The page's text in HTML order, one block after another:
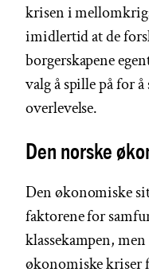
krisen i
imidlertid at de
borgerskapene
valg å spille på for
overlevelse.
Den norske
Den økonomiske
faktorene for
klassekampen,
økonomiske kriser